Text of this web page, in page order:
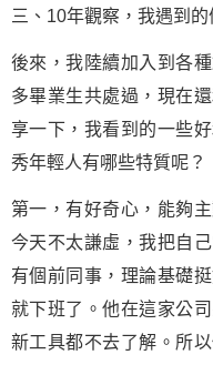
三、10年觀察，我遇到
後來，我陸續加入到各
多畢業生共處過，現在
享一下，我看到的一些
秀年輕人有哪些特質呢？
第一，有好奇心，能夠
今天不太謙虛，我把自
有個前同事，理論基礎
就下班了。他在這家公
新工具都不去了解。所